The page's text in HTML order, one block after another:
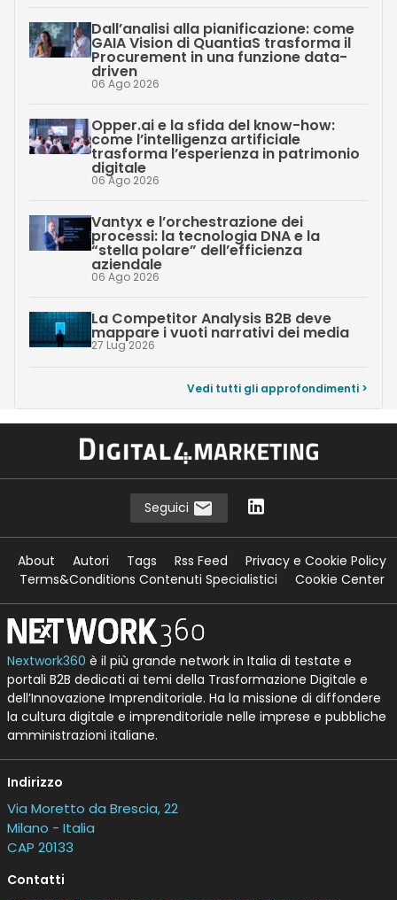
Dall’analisi alla pianificazione: come
GAIA Vision di QuantiaS trasforma il
Procurement in una funzione data-
driven
06 Ago 2026
Opper.ai e la sfida del know-how:
come l’intelligenza artificiale
trasforma l’esperienza in patrimonio
digitale
06 Ago 2026
Vantyx e l’orchestrazione dei
processi: la tecnologia DNA e la
“stella polare” dell’efficienza
aziendale
06 Ago 2026
La Competitor Analysis B2B deve
mappare i vuoti narrativi dei media
27 Lug 2026
Vedi tutti gli approfondimenti >
Seguici
About Autori Tags Rss Feed
Privacy e Cookie Policy
Terms&Conditions Contenuti Specialistici
Cookie Center
Nextwork360 è il più grande network in Italia di testate e
portali B2B dedicati ai temi della Trasformazione Digitale e
dell’Innovazione Imprenditoriale. Ha la missione di diffondere
la cultura digitale e imprenditoriale nelle imprese e pubbliche
amministrazioni italiane.
Indirizzo
Via Moretto da Brescia, 22
Milano - Italia
CAP 20133
Contatti